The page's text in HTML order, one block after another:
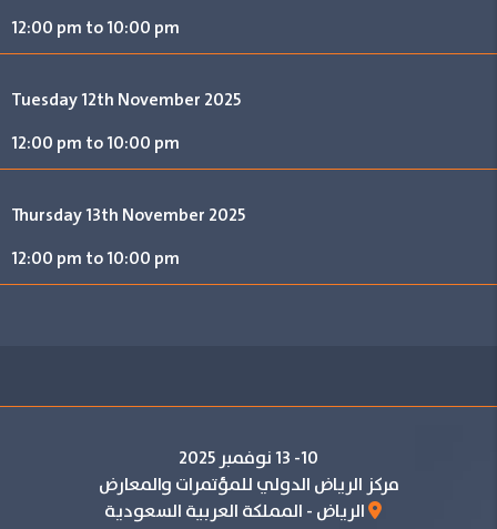
12:00 pm to 10:00 pm
Tuesday 12th November 2025
12:00 pm to 10:00 pm
Thursday 13th November 2025
12:00 pm to 10:00 pm
10- 13 نوفمبر 2025
مركز الرياض الدولي للمؤتمرات والمعارض
الرياض - المملكة العربية السعودية